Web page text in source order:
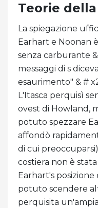
Teorie
La spiegazione
Earhart e Noonan
senza carburante
messaggi di s
esaurimento" & #
L'Itasca perquisì
ovest di Howland,
potuto spezzare
affondò
di cui
costiera non è
Earhart's
potuto scendere
perquisita